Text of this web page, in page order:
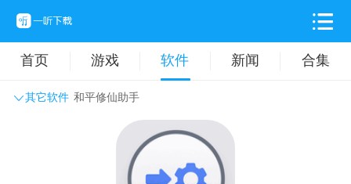
首页 游戏 软件 新闻 合集
其它软件 和平修仙助手
主题壁纸 旅游出行
拍摄美化 时尚购物